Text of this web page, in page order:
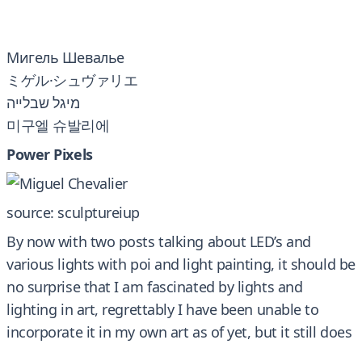
Мигель Шевалье
ミゲル·シュヴァリエ
מיגל שבלייה
미구엘 슈발리에
Power Pixels
source: sculptureiup
By now with two posts talking about LED’s and
various lights with poi and light painting, it should be
no surprise that I am fascinated by lights and
lighting in art, regrettably I have been unable to
incorporate it in my own art as of yet, but it still does